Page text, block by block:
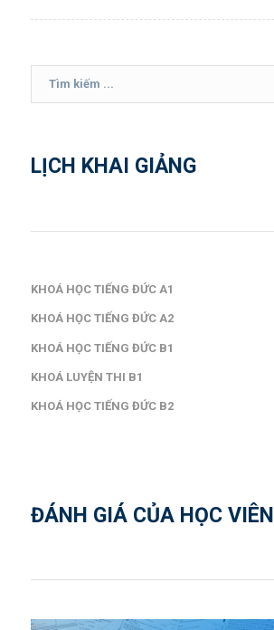
LỊCH KHAI GIẢNG
KHOÁ HỌC TIẾNG ĐỨC A1
KHOÁ HỌC TIẾNG ĐỨC A2
KHOÁ HỌC TIẾNG ĐỨC B1
KHOÁ LUYỆN THI B1
KHOÁ HỌC TIẾNG ĐỨC B2
ĐÁNH GIÁ CỦA HỌC VIÊN